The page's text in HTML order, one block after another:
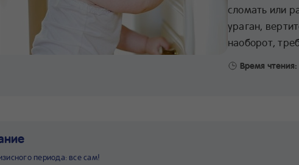
сломать или
ураган,
наоборот,
Время
периода: все сам!